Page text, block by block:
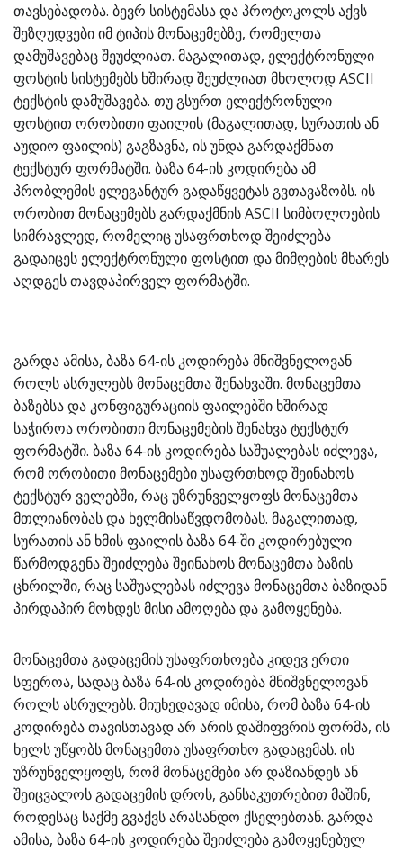
თავსებადობა. ბევრ სისტემასა და პროტოკოლს აქვს
შეზღუდვები იმ ტიპის მონაცემებზე, რომელთა
დამუშავებაც შეუძლიათ. მაგალითად, ელექტრონული
ფოსტის სისტემებს ხშირად შეუძლიათ მხოლოდ ASCII
ტექსტის დამუშავება. თუ გსურთ ელექტრონული
ფოსტით ორობითი ფაილის (მაგალითად, სურათის ან
აუდიო ფაილის) გაგზავნა, ის უნდა გარდაქმნათ
ტექსტურ ფორმატში. ბაზა 64-ის კოდირება ამ
პრობლემის ელეგანტურ გადაწყვეტას გვთავაზობს. ის
ორობით მონაცემებს გარდაქმნის ASCII სიმბოლოების
სიმრავლედ, რომელიც უსაფრთხოდ შეიძლება
გადაიცეს ელექტრონული ფოსტით და მიმღების მხარეს
აღდგეს თავდაპირველ ფორმატში.
გარდა ამისა, ბაზა 64-ის კოდირება მნიშვნელოვან
როლს ასრულებს მონაცემთა შენახვაში. მონაცემთა
ბაზებსა და კონფიგურაციის ფაილებში ხშირად
საჭიროა ორობითი მონაცემების შენახვა ტექსტურ
ფორმატში. ბაზა 64-ის კოდირება საშუალებას იძლევა,
რომ ორობითი მონაცემები უსაფრთხოდ შეინახოს
ტექსტურ ველებში, რაც უზრუნველყოფს მონაცემთა
მთლიანობას და ხელმისაწვდომობას. მაგალითად,
სურათის ან ხმის ფაილის ბაზა 64-ში კოდირებული
წარმოდგენა შეიძლება შეინახოს მონაცემთა ბაზის
ცხრილში, რაც საშუალებას იძლევა მონაცემთა ბაზიდან
პირდაპირ მოხდეს მისი ამოღება და გამოყენება.
მონაცემთა გადაცემის უსაფრთხოება კიდევ ერთი
სფეროა, სადაც ბაზა 64-ის კოდირება მნიშვნელოვან
როლს ასრულებს. მიუხედავად იმისა, რომ ბაზა 64-ის
კოდირება თავისთავად არ არის დაშიფვრის ფორმა, ის
ხელს უწყობს მონაცემთა უსაფრთხო გადაცემას. ის
უზრუნველყოფს, რომ მონაცემები არ დაზიანდეს ან
შეიცვალოს გადაცემის დროს, განსაკუთრებით მაშინ,
როდესაც საქმე გვაქვს არასანდო ქსელებთან. გარდა
ამისა, ბაზა 64-ის კოდირება შეიძლება გამოყენებულ